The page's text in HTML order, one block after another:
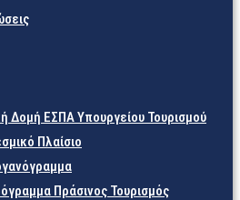
Δομή ΕΣΠΑ Υπουργείου Τουρισμού
Πλαίσιο
Πράσινος Τουρισμός